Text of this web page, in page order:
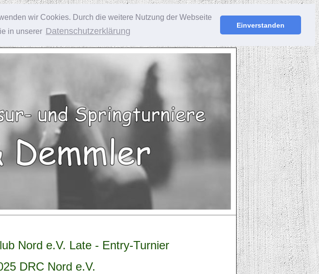
wir Cookies. Durch die weitere Nutzung der Webseite
in unserer Datenschutzerklärung
Einverstanden
Nord e.V. Late - Entry-Turnier
DRC Nord e.V.